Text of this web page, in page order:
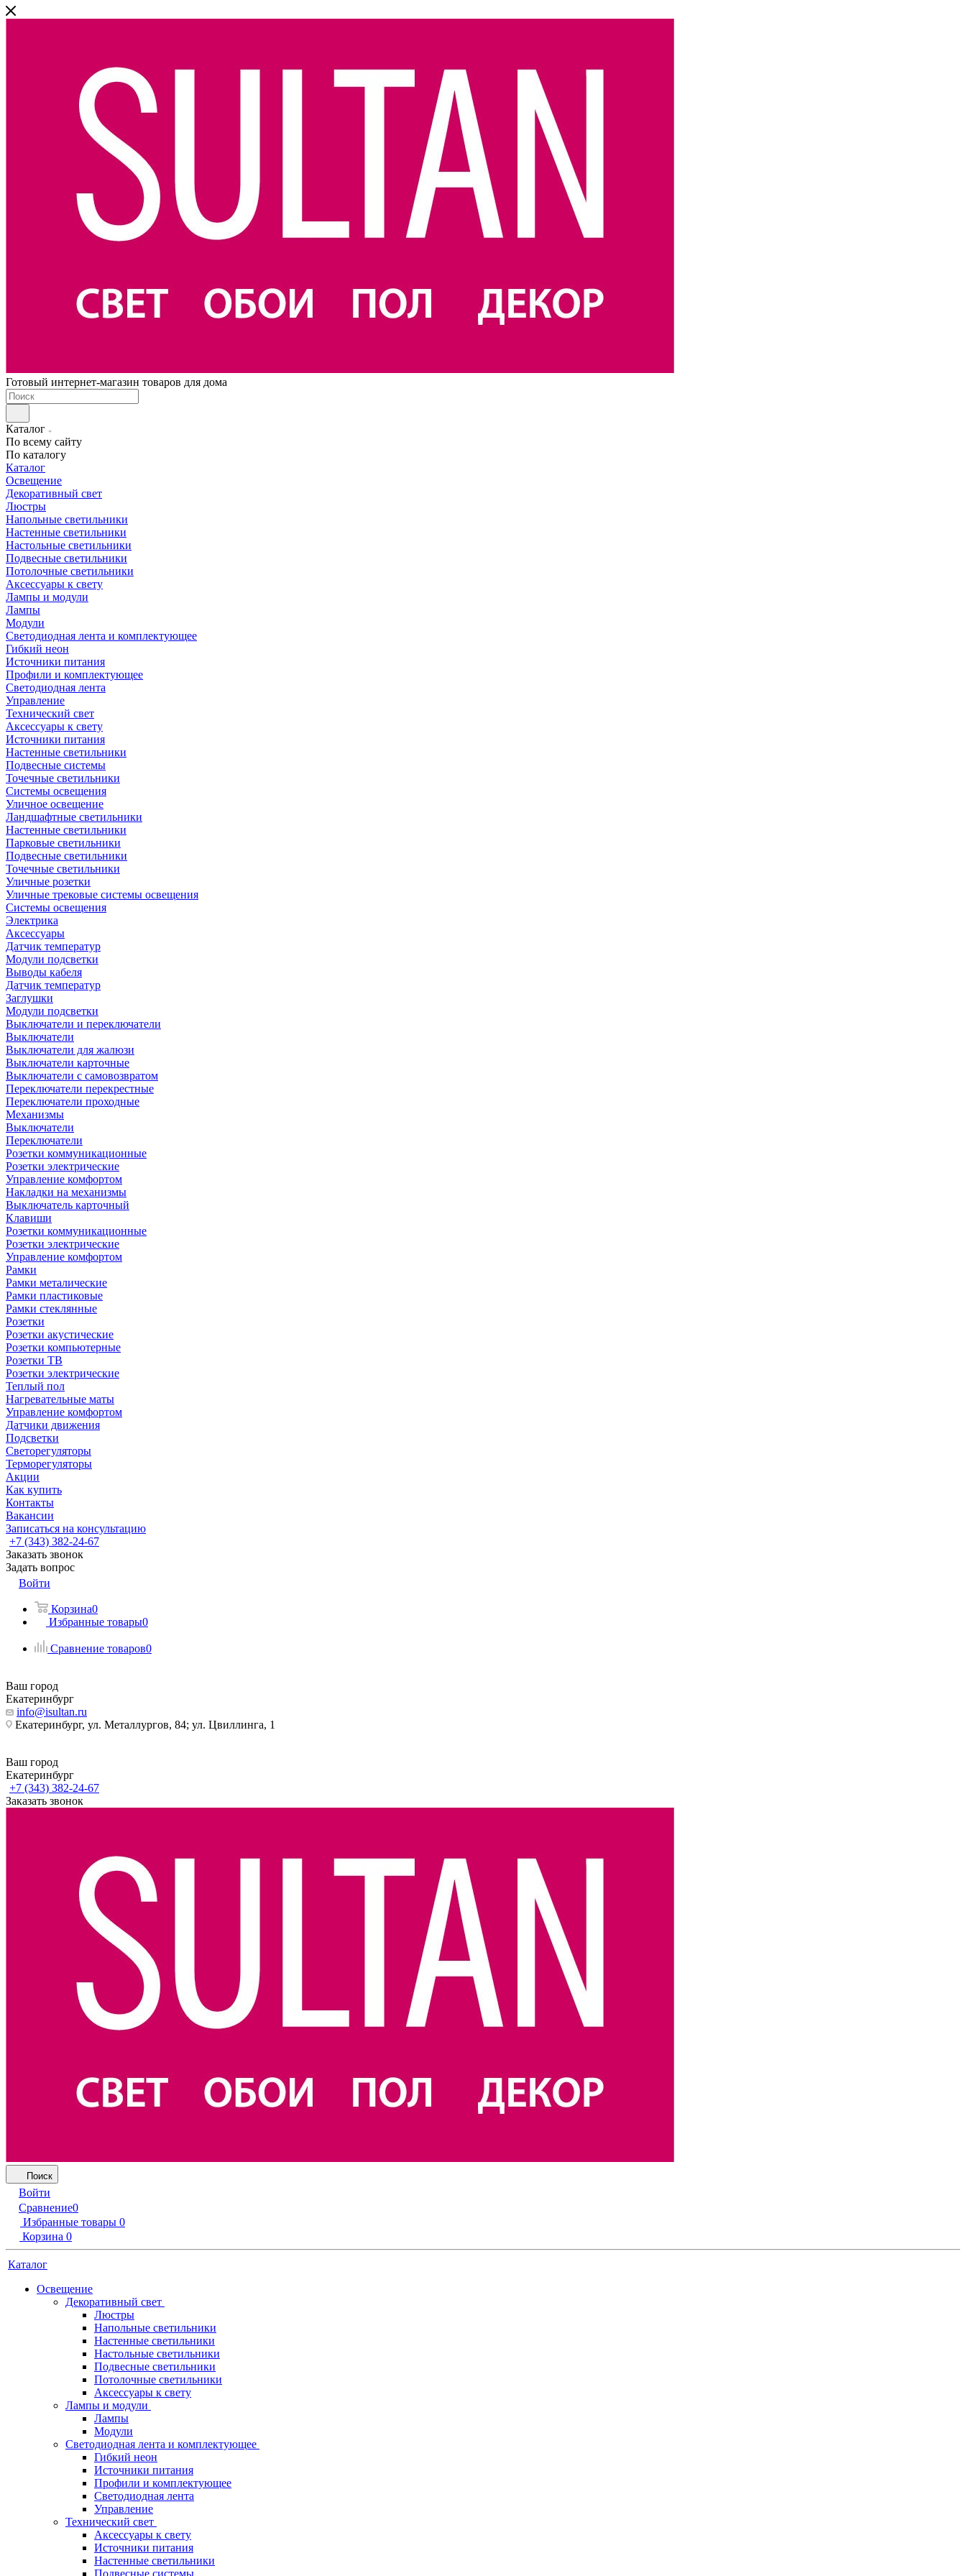
Готовый интернет-магазин товаров для дома
Каталог
По всему сайту
По каталогу
Каталог
Освещение
Декоративный свет
Люстры
Напольные светильники
Настенные светильники
Настольные светильники
Подвесные светильники
Потолочные светильники
Аксессуары к свету
Лампы и модули
Лампы
Модули
Светодиодная лента и комплектующее
Гибкий неон
Источники питания
Профили и комплектующее
Светодиодная лента
Управление
Технический свет
Аксессуары к свету
Источники питания
Настенные светильники
Подвесные системы
Точечные светильники
Системы освещения
Уличное освещение
Ландшафтные светильники
Настенные светильники
Парковые светильники
Подвесные светильники
Точечные светильники
Уличные розетки
Уличные трековые системы освещения
Системы освещения
Электрика
Аксессуары
Датчик температур
Модули подсветки
Выводы кабеля
Датчик температур
Заглушки
Модули подсветки
Выключатели и переключатели
Выключатели
Выключатели для жалюзи
Выключатели карточные
Выключатели с самовозвратом
Переключатели перекрестные
Переключатели проходные
Механизмы
Выключатели
Переключатели
Розетки коммуникационные
Розетки электрические
Управление комфортом
Накладки на механизмы
Выключатель карточный
Клавиши
Розетки коммуникационные
Розетки электрические
Управление комфортом
Рамки
Рамки металические
Рамки пластиковые
Рамки стеклянные
Розетки
Розетки акустические
Розетки компьютерные
Розетки ТВ
Розетки электрические
Теплый пол
Нагревательные маты
Управление комфортом
Датчики движения
Подсветки
Светорегуляторы
Терморегуляторы
Акции
Как купить
Контакты
Вакансии
Записаться на консультацию
+7 (343) 382-24-67
Заказать звонок
Задать вопрос
Войти
Корзина0
Избранные товары0
Сравнение товаров0
Ваш город
Екатеринбург
info@isultan.ru
Екатеринбург, ул. Металлургов, 84; ул. Цвиллинга, 1
Ваш город
Екатеринбург
+7 (343) 382-24-67
Заказать звонок
Поиск
Войти
Сравнение0
Избранные товары 0
Корзина 0
Каталог
Освещение
Декоративный свет
Люстры
Напольные светильники
Настенные светильники
Настольные светильники
Подвесные светильники
Потолочные светильники
Аксессуары к свету
Лампы и модули
Лампы
Модули
Светодиодная лента и комплектующее
Гибкий неон
Источники питания
Профили и комплектующее
Светодиодная лента
Управление
Технический свет
Аксессуары к свету
Источники питания
Настенные светильники
Подвесные системы